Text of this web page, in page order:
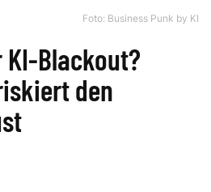
Foto: Business Punk by KI
KI-Blackout?
den